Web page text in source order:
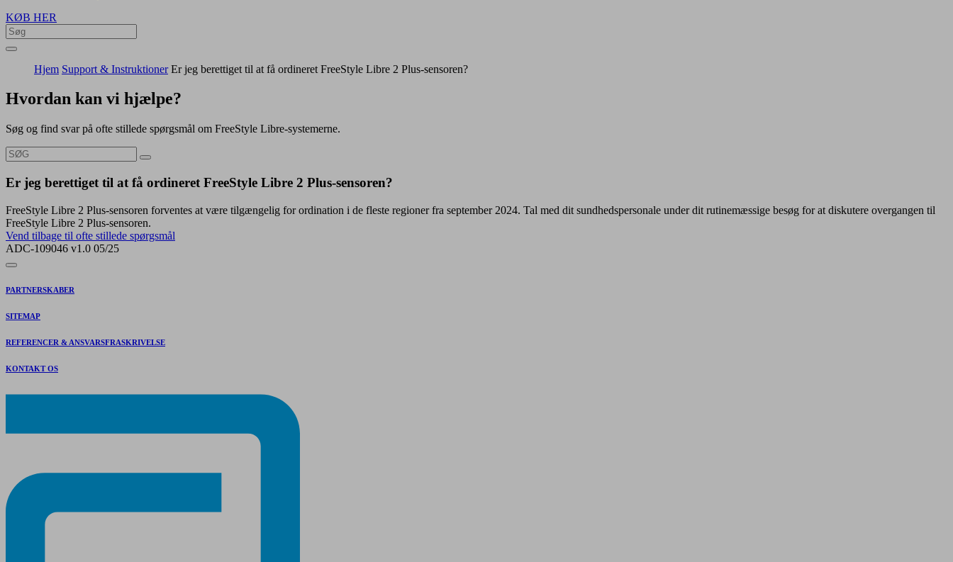
KØB HER
Hjem Support & Instruktioner Er jeg berettiget til at få ordineret FreeStyle Libre 2 Plus-sensoren?
Hvordan kan vi hjælpe?
Søg og find svar på ofte stillede spørgsmål om FreeStyle Libre-systemerne.
Er jeg berettiget til at få ordineret FreeStyle Libre 2 Plus-sensoren?
FreeStyle Libre 2 Plus-sensoren forventes at være tilgængelig for ordination i de fleste regioner fra september 2024. Tal med dit sundhedspersonale under dit rutinemæssige besøg for at diskutere overgangen til
FreeStyle Libre 2 Plus-sensoren.
Vend tilbage til ofte stillede spørgsmål
ADC-109046 v1.0 05/25
PARTNERSKABER
SITEMAP
REFERENCER & ANSVARSFRASKRIVELSE
KONTAKT OS